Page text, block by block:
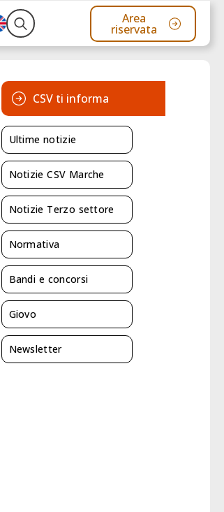
Search
Area
riservata
CSV ti informa
Ultime notizie
Notizie CSV Marche
Notizie Terzo settore
Normativa
Bandi e concorsi
Giovo
Newsletter